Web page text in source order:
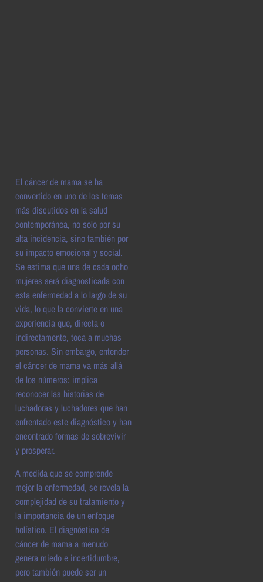
El cáncer de mama se ha
convertido en uno de los temas
más discutidos en la salud
contemporánea, no solo por su
alta incidencia, sino también por
su impacto emocional y social.
Se estima que una de cada ocho
mujeres será diagnosticada con
esta enfermedad a lo largo de su
vida, lo que la convierte en una
experiencia que, directa o
indirectamente, toca a muchas
personas. Sin embargo, entender
el cáncer de mama va más allá
de los números: implica
reconocer las historias de
luchadoras y luchadores que han
enfrentado este diagnóstico y han
encontrado formas de sobrevivir
y prosperar.
A medida que se comprende
mejor la enfermedad, se revela la
complejidad de su tratamiento y
la importancia de un enfoque
holístico. El diagnóstico de
cáncer de mama a menudo
genera miedo e incertidumbre,
pero también puede ser un